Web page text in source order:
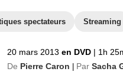
spectateurs Streaming
20 mars 2013 en DVD | 1h
De Pierre Caron Par Sacha